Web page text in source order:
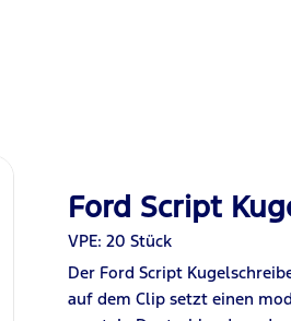
Ford Script
VPE: 20 Stück
Der Ford Script
auf dem Clip setzt einen